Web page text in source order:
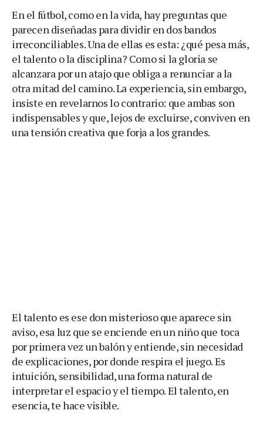
En el fútbol, como en la vida, hay preguntas que
parecen diseñadas para dividir en dos bandos
irreconciliables. Una de ellas es esta: ¿qué pesa más,
el talento o la disciplina? Como si la gloria se
alcanzara por un atajo que obliga a renunciar a la
otra mitad del camino. La experiencia, sin embargo,
insiste en revelarnos lo contrario: que ambas son
indispensables y que, lejos de excluirse, conviven en
una tensión creativa que forja a los grandes.
El talento es ese don misterioso que aparece sin
aviso, esa luz que se enciende en un niño que toca
por primera vez un balón y entiende, sin necesidad
de explicaciones, por donde respira el juego. Es
intuición, sensibilidad, una forma natural de
interpretar el espacio y el tiempo. El talento, en
esencia, te hace visible.